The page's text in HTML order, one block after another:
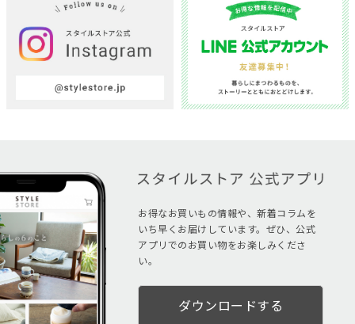
お得なお買いもの情報や、新着コラムを
いち早くお届けしています。ぜひ、公式
アプリでのお買い物をお楽しみくださ
い。
ダウンロードする